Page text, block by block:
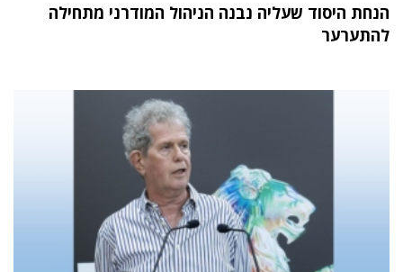
הנחת היסוד שעליה נבנה הניהול המודרני מתחילה
להתערער